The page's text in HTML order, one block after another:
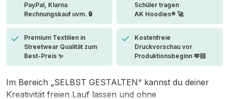
PayPal, Klarna
Rechnungskauf uvm. 🔒
Schüler tragen
AK Hoodies® 🚀
Premium Textilien in
Streetwear Qualität zum
Best-Preis ✨
Kostenfreie
Druckvorschau vor
Produktionsbeginn 🫶🏻
Im Bereich „SELBST GESTALTEN“ kannst du deiner
Kreativität freien Lauf lassen und ohne